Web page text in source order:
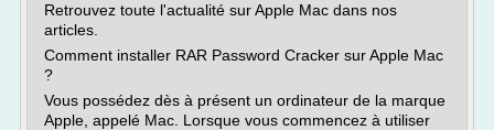
Retrouvez toute l'actualité sur Apple Mac dans nos
articles.
Comment installer RAR Password Cracker sur Apple Mac
?
Vous possédez dès à présent un ordinateur de la marque
Apple, appelé Mac. Lorsque vous commencez à utiliser